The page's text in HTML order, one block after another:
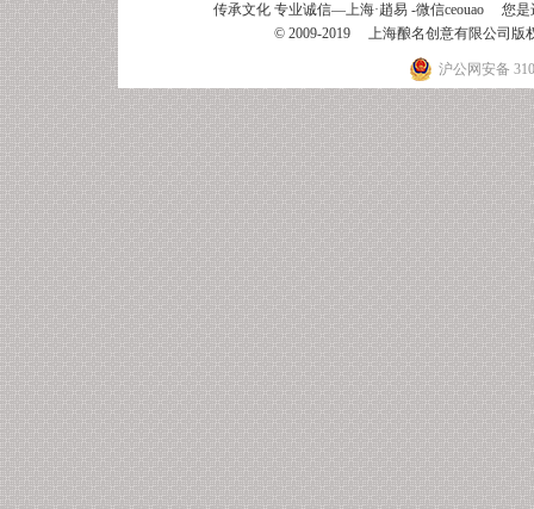
传承文化 专业诚信—上海·趙易 -微信ceouao 您是
© 2009-2019 上海酿名创意有限公司
沪公网安备